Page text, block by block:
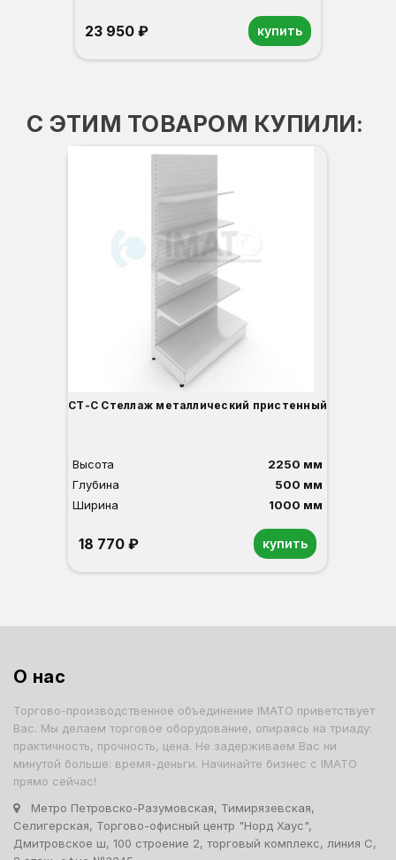
23 950 ₽ купить
С ЭТИМ ТОВАРОМ КУПИЛИ:
СТ-С Стеллаж металлический пристенный
Высота
2250 мм
Глубина
500 мм
Ширина
1000 мм
18 770 ₽ купить
О нас
Торгово-производственное объединение IMATO приветствует
Вас. Мы делаем торговое оборудование, опираясь на триаду:
практичность, прочность, цена. Не задерживаем Вас ни
минутой больше: время-деньги. Начинайте бизнес с IMATO
прямо сейчас!
Метро Петровско-Разумовская, Тимирязевская,
Селигерская, Торгово-офисный центр "Норд Хаус",
Дмитровское ш, 100 строение 2, торговый комплекс, линия С,